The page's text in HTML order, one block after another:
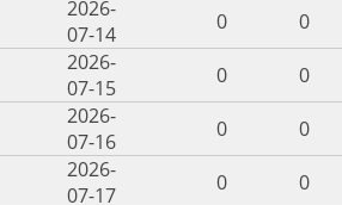
2026-
07-14
0 0
2026-
07-15
0 0
2026-
07-16
0 0
2026-
07-17
0 0